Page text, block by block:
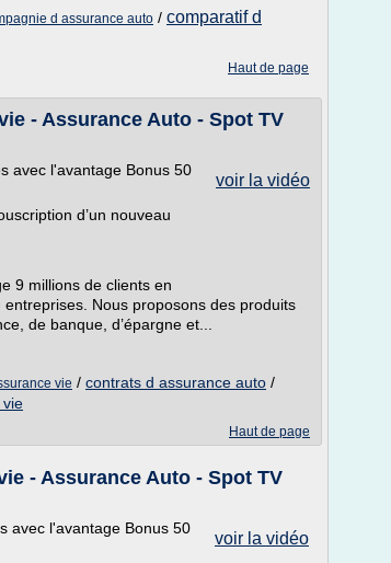
d assurance auto / comparatif d
Haut de page
- Assurance Auto - Spot TV
voir la vidéo
avec l'avantage Bonus 50
d’un nouveau
9 millions de clients en
Nous proposons des produits
de banque, d’épargne et...
vie / contrats d assurance auto /
vie
Haut de page
- Assurance Auto - Spot TV
voir la vidéo
avec l'avantage Bonus 50